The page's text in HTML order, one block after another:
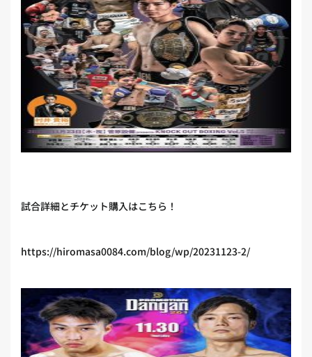
試合詳細とチケット購入はこちら！
https://hiromasa0084.com/blog/wp/20231123-2/